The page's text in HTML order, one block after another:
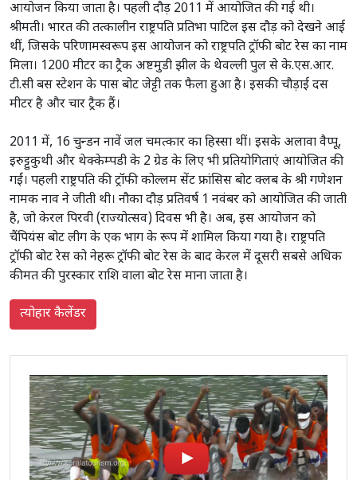
आयोजन किया जाता है। पहली दौड़ 2011 में आयोजित की गई थी।
श्रीमती। भारत की तत्कालीन राष्ट्रपति प्रतिभा पाटिल इस दौड़ को देखने आई
थीं, जिसके परिणामस्वरूप इस आयोजन को राष्ट्रपति ट्रॉफी बोट रेस का नाम
मिला। 1200 मीटर का ट्रैक अष्टमुडी झील के थेवल्ली पुल से के.एस.आर.
टी.सी बस स्टेशन के पास बोट जेट्टी तक फैला हुआ है। इसकी चौड़ाई दस
मीटर है और चार ट्रैक हैं।
2011 में, 16 चुन्डन नावें जल चमत्कार का हिस्सा थीं। इसके अलावा वैप्पू,
इरुट्टुकुथी और थेक्केम्पडी के 2 ग्रेड के लिए भी प्रतियोगिताएं आयोजित की
गईं। पहली राष्ट्रपति की ट्रॉफी कोल्लम सेंट फ्रांसिस बोट क्लब के श्री गणेशन
नामक नाव ने जीती थी। नौका दौड़ प्रतिवर्ष 1 नवंबर को आयोजित की जाती
है, जो केरल पिरवी (राज्योत्सव) दिवस भी है। अब, इस आयोजन को
चैंपियंस बोट लीग के एक भाग के रूप में शामिल किया गया है। राष्ट्रपति
ट्रॉफी बोट रेस को नेहरू ट्रॉफी बोट रेस के बाद केरल में दूसरी सबसे अधिक
कीमत की पुरस्कार राशि वाला बोट रेस माना जाता है।
त्योहार कैलेंडर